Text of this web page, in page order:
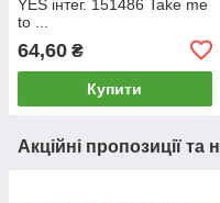
YES інтег. 151486 Take me
to ...
64,60 ₴
Купити
Акційні пропозиції та